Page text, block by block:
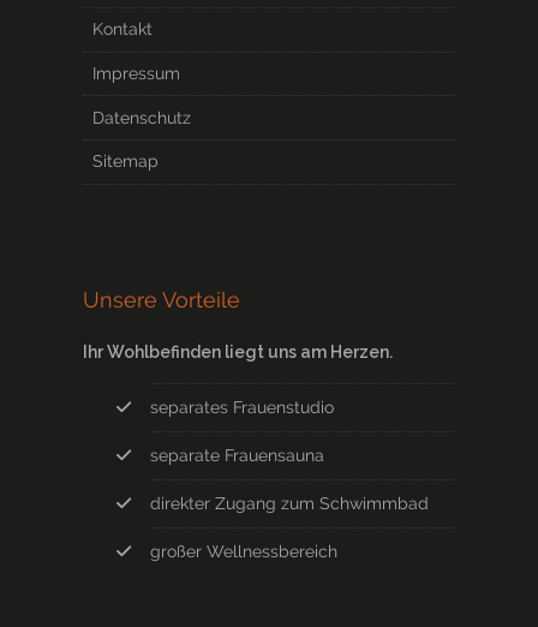
Kontakt
Impressum
Datenschutz
Sitemap
Unsere Vorteile
Ihr Wohlbefinden liegt uns am Herzen.
separates Frauenstudio
separate Frauensauna
direkter Zugang zum Schwimmbad
großer Wellnessbereich